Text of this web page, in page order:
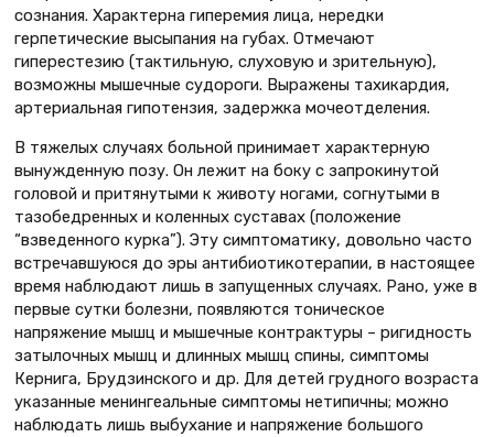
сознания. Характерна гиперемия лица, нередки
герпетические высыпания на губах. Отмечают
гиперестезию (тактильную, слуховую и зрительную),
возможны мышечные судороги. Выражены тахикардия,
артериальная гипотензия, задержка мочеотделения.
В тяжелых случаях больной принимает характерную
вынужденную позу. Он лежит на боку с запрокинутой
головой и притянутыми к животу ногами, согнутыми в
тазобедренных и коленных суставах (положение
“взведенного курка”). Эту симптоматику, довольно часто
встречавшуюся до эры антибиотикотерапии, в настоящее
время наблюдают лишь в запущенных случаях. Рано, уже в
первые сутки болезни, появляются тоническое
напряжение мышц и мышечные контрактуры – ригидность
затылочных мышц и длинных мышц спины, симптомы
Кернига, Брудзинского и др. Для детей грудного возраста
указанные менингеальные симптомы нетипичны; можно
наблюдать лишь выбухание и напряжение большого